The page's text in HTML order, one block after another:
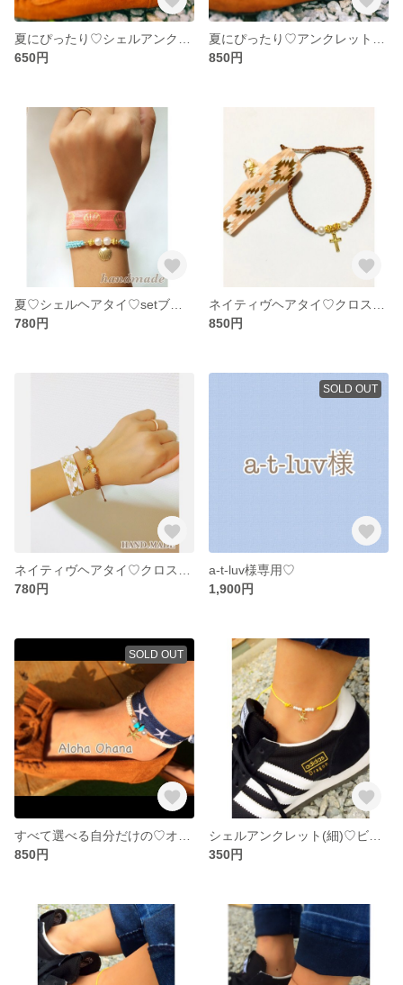
650円
850円
780円
850円
780円
SOLD OUT
a-t-luv様専用♡
1,900円
SOLD OUT
850円
350円